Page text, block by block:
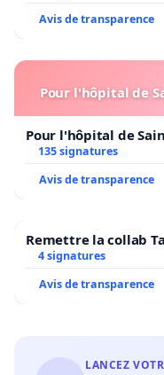
Avis de transparence
Pour l'hôpital de
Pour l'hôpital de
135 signatures
Avis de transparence
Remettre la collab
4 signatures
Avis de transparence
LANCEZ